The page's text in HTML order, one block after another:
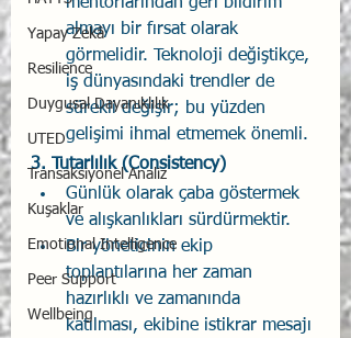
Yapay Zekâ
Resilience
Duygusal Dayanıklılık
UTED
Transaksiyonel Analiz
Kuşaklar
Emotional Intelligence
Peer Support
Wellbeing
almayı bir fırsat olarak
görmelidir. Teknoloji değiştikçe,
iş dünyasındaki trendler de
sürekli değişir; bu yüzden
gelişimi ihmal etmemek önemli.
3.
Tutarlılık (Consistency)
Günlük olarak çaba göstermek
ve alışkanlıkları sürdürmektir.
Bir yöneticinin ekip
toplantılarına her zaman
hazırlıklı ve zamanında
katılması, ekibine istikrar mesajı